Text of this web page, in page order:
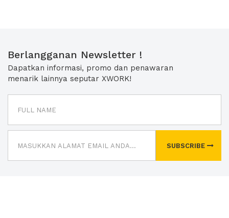
Berlangganan Newsletter !
Dapatkan informasi, promo dan penawaran
menarik lainnya seputar XWORK!
SUBSCRIBE